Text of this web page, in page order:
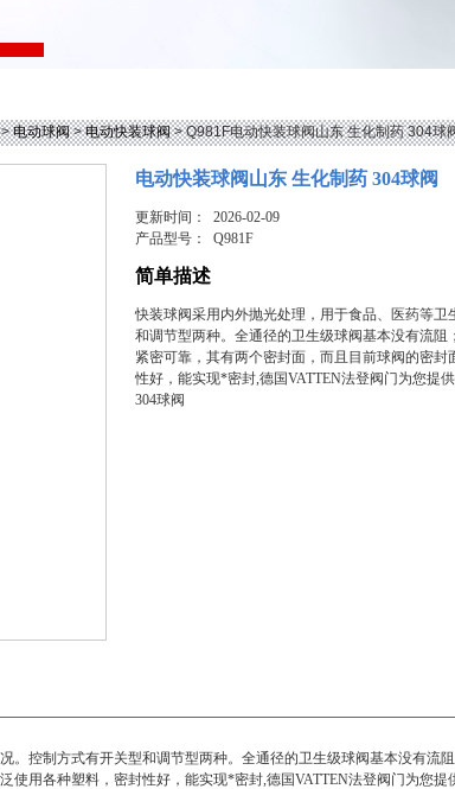
电动球阀>电动快装球阀> Q981F电动快装球阀山东 生化制药 304球
电动快装球阀山东 生化制药 304球阀
更新时间： 2026-02-09
产品型号：Q981F
简单描述
快装球阀采用内外抛光处理，用于食品、医药等卫
和调节型两种。全通径的卫生级球阀基本没有流阻
紧密可靠，其有两个密封面，而且目前球阀的密
性好，能实现*密封,德国VATTEN法登阀门为您提
304球阀
。控制方式有开关型和调节型两种。全通径的卫生级球阀基本没有流
使用各种塑料，密封性好，能实现*密封,德国VATTEN法登阀门为您提